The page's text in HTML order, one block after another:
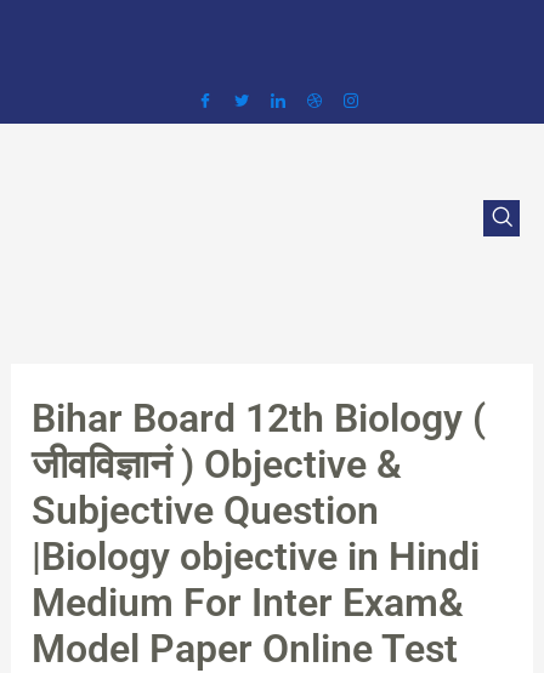
Bihar Board 12th Biology (
जीवविज्ञानं ) Objective &
Subjective Question
|Biology objective in Hindi
Medium For Inter Exam&
Model Paper Online Test